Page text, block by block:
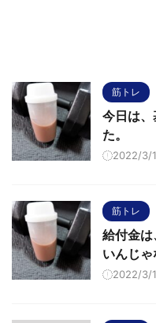
筋トレ
今日は
た。
2022/3/
筋トレ
給付金
いんじゃ
2022/3/